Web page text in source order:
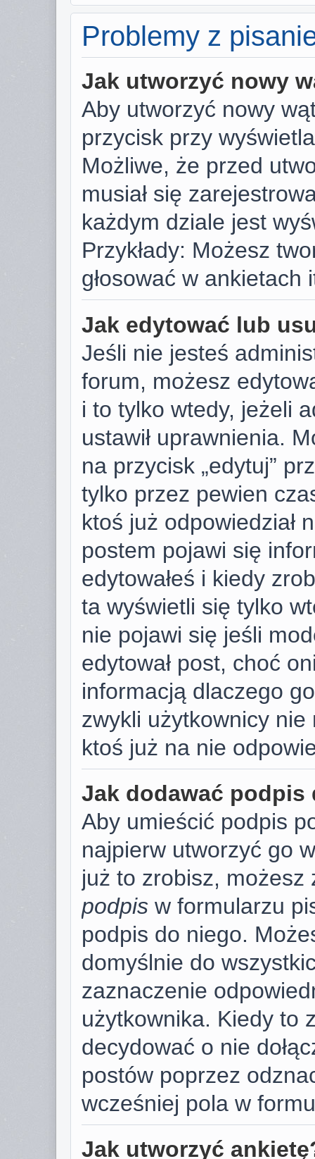
Problemy z
Jak utworzyć nowy
Aby utworzyć nowy
przycisk przy
Możliwe, że przed
musiał się
każdym dziale jest
Przykłady: Możesz
głosować w ankietach
Jak edytować lub
Jeśli nie jesteś
forum, możesz
i to tylko wtedy, jeżeli
ustawił uprawnienia.
na przycisk „edytuj”
tylko przez pewien
ktoś już odpowiedział
postem pojawi się
edytowałeś i kiedy
ta wyświetli się tylko
nie pojawi się jeśli
edytował post, choć
informacją dlaczego
zwykli użytkownicy
ktoś już na nie
Jak dodawać
Aby umieścić podpis
najpierw utworzyć go
już to zrobisz,
podpis w formularzu
podpis do niego.
domyślnie do
zaznaczenie
użytkownika. Kiedy to
decydować o nie
postów poprzez
wcześniej pola w
Jak utworzyć